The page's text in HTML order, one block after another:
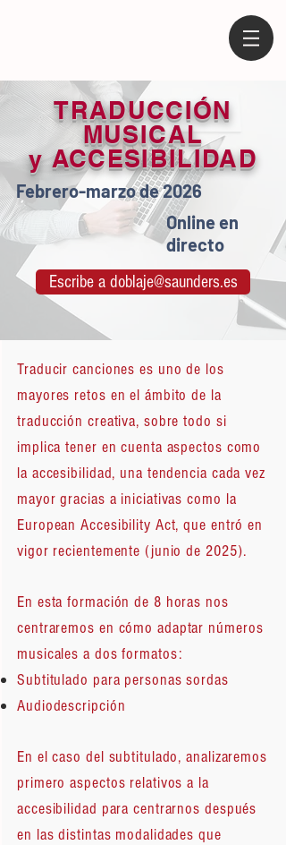
Traducir canciones es uno de los
mayores retos en el ámbito de la
traducción creativa, sobre todo si
implica tener en cuenta aspectos como
la accesibilidad, una tendencia cada vez
mayor gracias a iniciativas como la
European Accesibility Act, que entró en
vigor recientemente (junio de 2025).
En esta formación de 8 horas nos
centraremos en cómo adaptar números
musicales a dos formatos:
Subtitulado para personas sordas
Audiodescripción
En el caso del subtitulado, analizaremos
primero aspectos relativos a la
accesibilidad para centrarnos después
en las distintas modalidades que
TRADUCCIÓN
MUSICAL
y ACCESIBILIDAD
Febrero-marzo de 2026
Online en
directo
Escribe a doblaje@saunders.es